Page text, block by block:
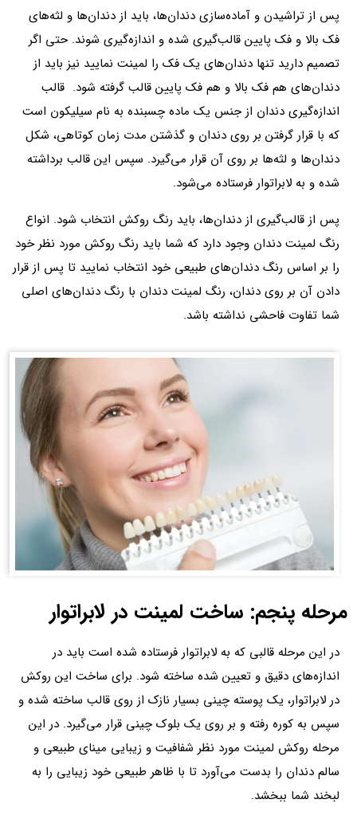
پس از تراشیدن و آماده‌سازی دندان‌ها، باید از دندان‌ها و لثه‌های
فک بالا و فک پایین قالب‌گیری شده و اندازه‌گیری شوند. حتی اگر
تصمیم دارید تنها دندان‌های یک فک را لمینت نمایید نیز باید از
دندان‌های هم فک بالا و هم فک پایین قالب گرفته شود. قالب
اندازه‌گیری دندان از جنس یک ماده چسبنده به نام سیلیکون است
که با قرار گرفتن بر روی دندان و گذشتن مدت زمان کوتاهی، شکل
دندان‌ها و لثه‌ها بر روی آن قرار می‌گیرد. سپس این قالب برداشته
شده و به لابراتوار فرستاده می‌شود.
پس از قالب‌گیری از دندان‌ها، باید رنگ روکش انتخاب شود. انواع
رنگ لمینت دندان وجود دارد که شما باید رنگ روکش مورد نظر خود
را بر اساس رنگ دندان‌های طبیعی خود انتخاب نمایید تا پس از قرار
دادن آن بر روی دندان، رنگ لمینت دندان با رنگ دندان‌های اصلی
شما تفاوت فاحشی نداشته باشد.
مرحله پنجم: ساخت لمینت در لابراتوار
در این مرحله قالبی که به لابراتوار فرستاده شده است باید در
اندازه‌های دقیق و تعیین شده ساخته شود. برای ساخت این روکش
در لابراتوار، یک پوسته چینی بسیار نازک از روی قالب ساخته شده و
سپس به کوره رفته و بر روی یک بلوک چینی قرار می‌گیرد. در این
مرحله روکش لمینت مورد نظر شفافیت و زیبایی مینای طبیعی و
سالم دندان را بدست می‌آورد تا با ظاهر طبیعی خود زیبایی را به
لبخند شما ببخشد.